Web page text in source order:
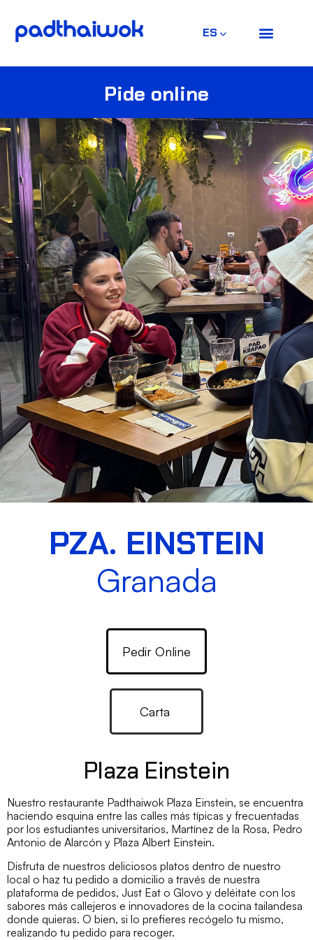
ES
Pide online
PZA. EINSTEIN
Granada
Pedir Online
Carta
Plaza Einstein
Nuestro restaurante Padthaiwok Plaza Einstein, se encuentra
haciendo esquina entre las calles más típicas y frecuentadas
por los estudiantes universitarios, Martínez de la Rosa, Pedro
Antonio de Alarcón y Plaza Albert Einstein.
Disfruta de nuestros deliciosos platos dentro de nuestro
local o haz tu pedido a domicilio a través de nuestra
plataforma de pedidos, Just Eat o Glovo y deléitate con los
sabores más callejeros e innovadores de la cocina tailandesa
donde quieras. O bien, si lo prefieres recógelo tu mismo,
realizando tu pedido para recoger.